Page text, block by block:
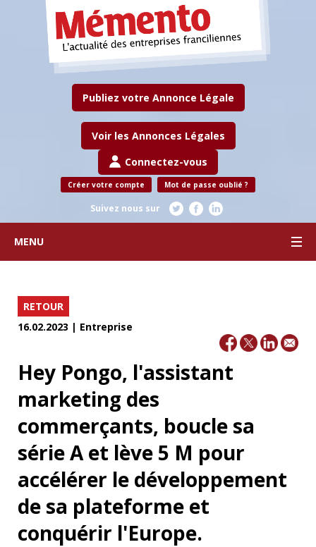
Publiez votre Annonce Légale
Voir les Annonces Légales
Connectez-vous
Créer votre compte Mot de passe oublié ?
Suivez nous sur
MENU
RETOUR
16.02.2023 | Entreprise
Hey Pongo, l'assistant
marketing des
commerçants, boucle sa
série A et lève 5 M pour
accélérer le développement
de sa plateforme et
conquérir l'Europe.